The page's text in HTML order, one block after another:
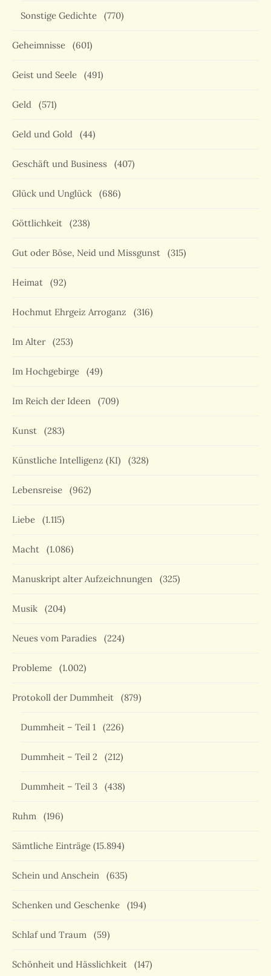
Sonstige Gedichte (770)
Geheimnisse (601)
Geist und Seele (491)
Geld (571)
Geld und Gold (44)
Geschäft und Business (407)
Glück und Unglück (686)
Göttlichkeit (238)
Gut oder Böse, Neid und Missgunst (315)
Heimat (92)
Hochmut Ehrgeiz Arroganz (316)
Im Alter (253)
Im Hochgebirge (49)
Im Reich der Ideen (709)
Kunst (283)
Künstliche Intelligenz (KI) (328)
Lebensreise (962)
Liebe (1.115)
Macht (1.086)
Manuskript alter Aufzeichnungen (325)
Musik (204)
Neues vom Paradies (224)
Probleme (1.002)
Protokoll der Dummheit (879)
Dummheit – Teil 1 (226)
Dummheit – Teil 2 (212)
Dummheit – Teil 3 (438)
Ruhm (196)
Sämtliche Einträge (15.894)
Schein und Anschein (635)
Schenken und Geschenke (194)
Schlaf und Traum (59)
Schönheit und Hässlichkeit (147)